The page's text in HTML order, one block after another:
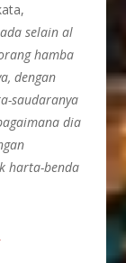
selain al
hamba
dengan
saudaranya
dia
harta-benda